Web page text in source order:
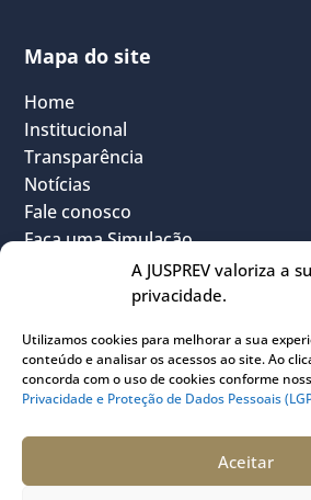
A JUSPREV valoriza a
privacidade.
Utilizamos cookies para melhorar a sua
conteúdo e analisar os acessos ao site. Ao
concorda com o uso de cookies conforme
Privacidade e Proteção de Dados Pessoais
Aceitar
Mapa do site
Home
Institucional
Transparência
Notícias
Fale conosco
Faça uma Simulação
Sou Participante
Sou Instituidora
Conheça o PLANJUS
Quem pode participar